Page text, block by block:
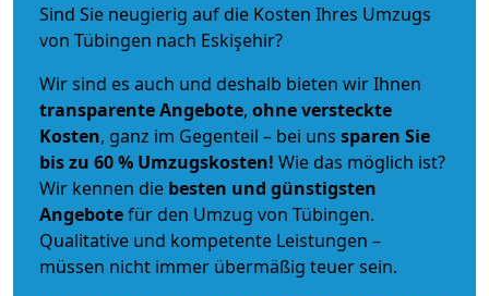
Sind Sie neugierig auf die Kosten Ihres Umzugs
von Tübingen nach Eskişehir?
Wir sind es auch und deshalb bieten wir Ihnen
transparente Angebote, ohne versteckte
Kosten, ganz im Gegenteil – bei uns sparen Sie
bis zu 60 % Umzugskosten! Wie das möglich ist?
Wir kennen die besten und günstigsten
Angebotefür den Umzug von Tübingen.
Qualitative und kompetente Leistungen –
müssen nicht immer übermäßig teuer sein.